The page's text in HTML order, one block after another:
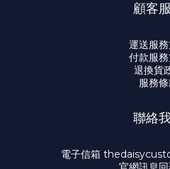
顧客
運送服
付款服
退換貨
服務
聯絡
電子信箱